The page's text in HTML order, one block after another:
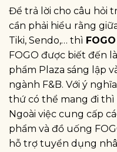
Để trả lời cho câu hỏi
cần phải hiểu rằng
Tiki, Sendo,… thì
FOGO được biết đến
phẩm Plaza sáng lập
ngành F&B. Với ý nghĩa
thứ có thể mang đi thì
Ngoài việc cung cấp
phẩm và đồ uống
hỗ trợ tuyển dụng